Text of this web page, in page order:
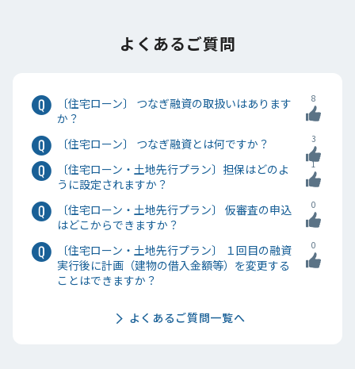
よくあるご質問
〔住宅ローン〕 つなぎ融資の取扱いはあります
か？
8
〔住宅ローン〕 つなぎ融資とは何ですか？ 3
〔住宅ローン・土地先行プラン〕担保はどのよ
うに設定されますか？
1
〔住宅ローン・土地先行プラン〕 仮審査の申込
はどこからできますか？
0
〔住宅ローン・土地先行プラン〕 １回目の融資
実行後に計画（建物の借入金額等）を変更する
ことはできますか？
0
よくあるご質問一覧へ